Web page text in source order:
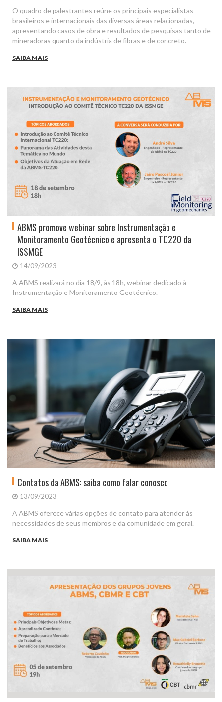
O quadro de palestrantes reúne os principais especialistas
brasileiros e internacionais das diversas áreas relacionadas,
apresentando casos de obra e resultados de pesquisas tanto de
mineradoras quanto da indústria de fibras e de concreto.
SAIBA MAIS
ABMS promove webinar sobre Instrumentação e
Monitoramento Geotécnico e apresenta o TC220 da
ISSMGE
14/09/2023
A ABMS realizará no dia 18/9, às 18h, webinar dedicado à
Instrumentação e Monitoramento Geotécnico.
SAIBA MAIS
Contatos da ABMS: saiba como falar conosco
13/09/2023
A ABMS oferece várias opções de contato para atender às
necessidades de seus membros e da comunidade em geral.
SAIBA MAIS